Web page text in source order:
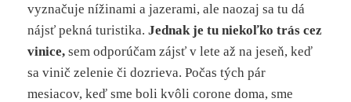
vyznačuje nížinami a jazerami, ale naozaj sa tu dá
nájsť pekná turistika.Jednak je tu niekoľko trás cez
vinice, sem odporúčam zájsť v lete až na jeseň, keď
sa vinič zelenie či dozrieva. Počas tých pár
mesiacov, keď sme boli kvôli corone doma, sme